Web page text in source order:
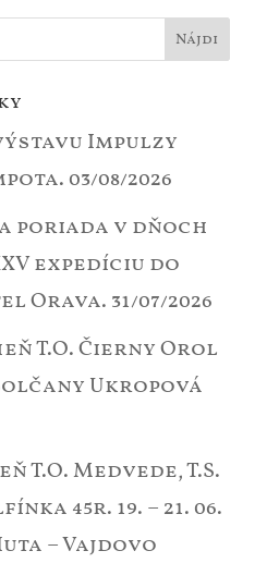
Impulzy
03/08/2026
poriada v dňoch
XXV expedíciu do
Orava. 31/07/2026
T.O. Čierny Orol
Solčany Ukropová
T.O. Medvede, T.S.
45r. 19. – 21. 06.
– Vajdovo